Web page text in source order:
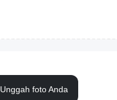
Unggah foto Anda